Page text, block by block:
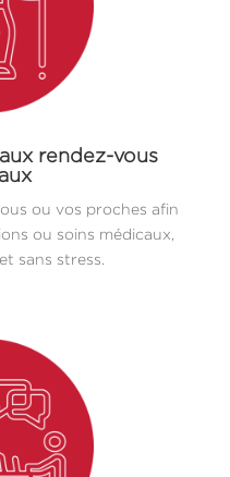
rendez-vous
ou vos proches afin
ou soins médicaux,
sans stress.